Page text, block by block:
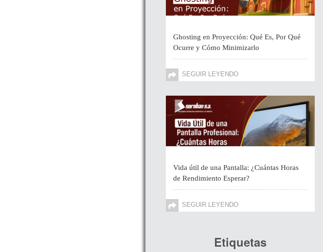
Ghosting en Proyección: Qué Es, Por Qué
Ocurre y Cómo Minimizarlo
SEGUIR LEYENDO
Vida útil de una Pantalla: ¿Cuántas Horas
de Rendimiento Esperar?
SEGUIR LEYENDO
Etiquetas